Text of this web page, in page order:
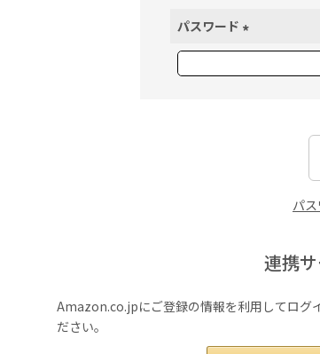
パスワード
(
必
パ
連携
Amazon.co.jpにご登録の情報を利用してログ
ださい。